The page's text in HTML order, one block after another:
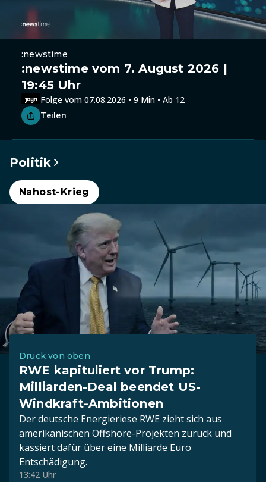
:newstime
:newstime vom 7. August 2026 |
19:45 Uhr
Folge vom 07.08.2026 • 9 Min • Ab 12
Teilen
Politik
Nahost-Krieg
Druck von oben
RWE kapituliert vor Trump:
Milliarden-Deal beendet US-
Windkraft-Ambitionen
Der deutsche Energieriese RWE zieht sich aus
amerikanischen Offshore-Projekten zurück und
kassiert dafür über eine Milliarde Euro
Entschädigung.
13:42 Uhr